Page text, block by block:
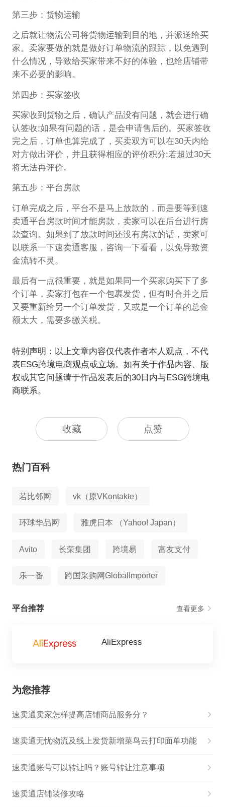
第三步：货物运输
之后就让物流公司将货物运输到目的地，并派送给买
家。卖家要做的就是做好订单物流的跟踪，以免遇到
什么情况，导致给买家带来不好的体验，也给店铺带
来不必要的影响。
第四步：买家签收
买家收到货物之后，确认产品没有问题，就会进行确
认签收;如果有问题的话，是会申请售后的。买家签收
完之后，订单也算完成了，买卖双方可以在30天内给
对方做出评价，并且获得相应的评价积分;若超过30天
将无法再评价。
第五步：平台房款
订单完成之后，平台不是马上放款的，而是要等到速
卖通平台房款时间才能房款，卖家可以在后台进行房
款查询。如果到了放款时间还没有房款的话，卖家可
以联系一下速卖通客服，咨询一下看看，以免导致资
金流转不灵。
最后有一点很重要，就是如果同一个买家购买下了多
个订单，卖家打包在一个包裹发货，但有时合并之后
又要重新给另一个订单发货，又或是一个订单的总金
额太大，需要多缴关税。
特别声明：以上文章内容仅代表作者本人观点，不代
表ESG跨境电商观点或立场。如有关于作品内容、版
权或其它问题请于作品发表后的30日内与ESG跨境电
商联系。
收藏 点赞
热门百科
若比邻网 vk（原VKontakte）
环球华品网 雅虎日本 （Yahoo! Japan）
Avito 长荣集团 跨境易 富友支付
乐一番 跨国采购网GlobalImporter
平台推荐 查看更多
AliExpress
为您推荐
速卖通卖家怎样提高店铺商品服务分？
速卖通无忧物流及线上发货新增菜鸟云打印面单功能
速卖通账号可以转让吗？账号转让注意事项
速卖通店铺装修攻略